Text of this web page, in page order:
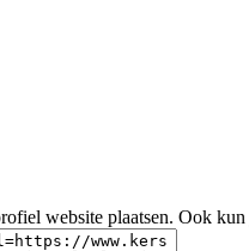
website plaatsen. Ook